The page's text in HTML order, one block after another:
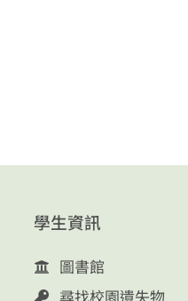
學生資訊
圖書館
尋找校園遺失物